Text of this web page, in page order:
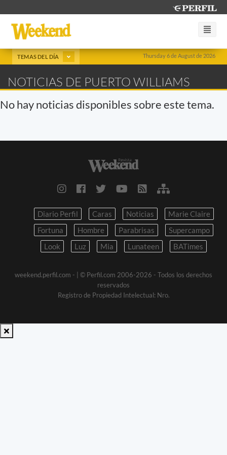
Thursday 6 de August de 2026
TEMAS DEL DÍA
NOTICIAS DE PUERTO WILLIAMS
No hay noticias disponibles sobre este tema.
Diario Perfil Caras Noticias
Marie Claire
Fortuna
Hombre Parabrisas
Supercampo
Look
Luz Mia Lunateen BATimes
weekend.perfil.com -
| © Perfil.com 2006-2026 - Todos los derechos
reservados
Registro de Propiedad Intelectual: Nro.